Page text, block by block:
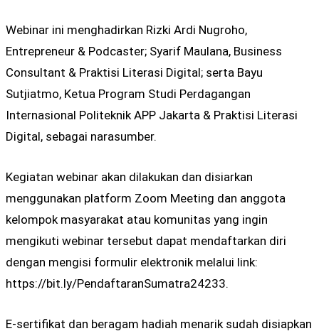
Webinar ini menghadirkan Rizki Ardi Nugroho,
Entrepreneur & Podcaster; Syarif Maulana, Business
Consultant & Praktisi Literasi Digital; serta Bayu
Sutjiatmo, Ketua Program Studi Perdagangan
Internasional Politeknik APP Jakarta & Praktisi Literasi
Digital, sebagai narasumber.
Kegiatan webinar akan dilakukan dan disiarkan
menggunakan platform Zoom Meeting dan anggota
kelompok masyarakat atau komunitas yang ingin
mengikuti webinar tersebut dapat mendaftarkan diri
dengan mengisi formulir elektronik melalui link:
https://bit.ly/PendaftaranSumatra24233.
E-sertifikat dan beragam hadiah menarik sudah disiapkan